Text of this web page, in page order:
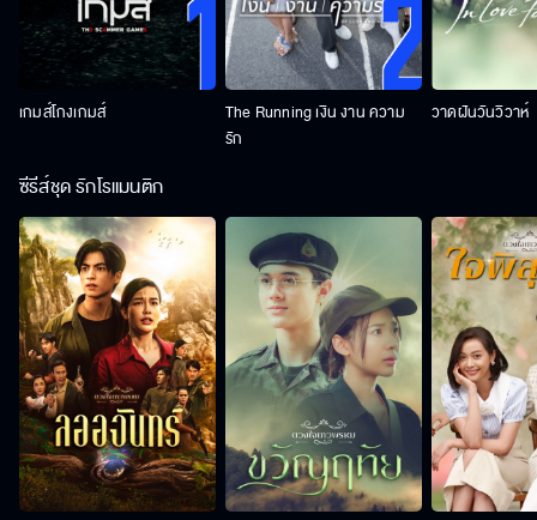
เกมส์โกงเกมส์
The Running เงิน งาน ความ
รัก
วาดฝันวันวิวาห์
ซีรีส์ชุด รักโรแมนติก